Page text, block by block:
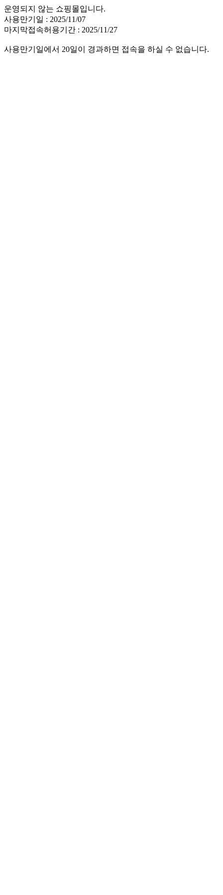
운영되지 않는 쇼핑몰입니다.
사용만기일 : 2025/11/07
마지막접속허용기간 : 2025/11/27
사용만기일에서 20일이 경과하면 접속을 하실 수 없습니다.